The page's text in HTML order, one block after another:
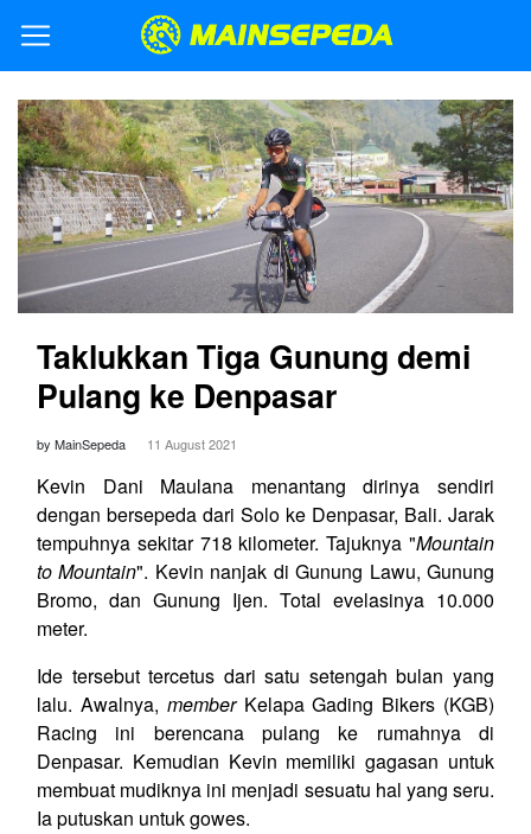
Taklukkan Tiga Gunung demi
Pulang ke Denpasar
by MainSepeda 11 August 2021
Kevin Dani Maulana menantang dirinya sendiri
dengan bersepeda dari Solo ke Denpasar, Bali. Jarak
tempuhnya sekitar 718 kilometer. Tajuknya "Mountain
to Mountain". Kevin nanjak di Gunung Lawu, Gunung
Bromo, dan Gunung Ijen. Total evelasinya 10.000
meter.
Ide tersebut tercetus dari satu setengah bulan yang
lalu. Awalnya, memberKelapa Gading Bikers (KGB)
Racing ini berencana pulang ke rumahnya di
Denpasar. Kemudian Kevin memiliki gagasan untuk
membuat mudiknya ini menjadi sesuatu hal yang seru.
Ia putuskan untuk gowes.